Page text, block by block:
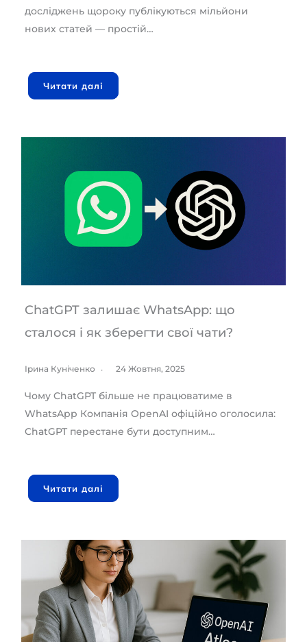
досліджень щороку публікуються мільйони
нових статей — простій…
Читати далі
ChatGPT залишає WhatsApp: що
сталося і як зберегти свої чати?
Ірина Куніченко 24 Жовтня, 2025
Чому ChatGPT більше не працюватиме в
WhatsApp Компанія OpenAI офіційно оголосила:
ChatGPT перестане бути доступним…
Читати далі